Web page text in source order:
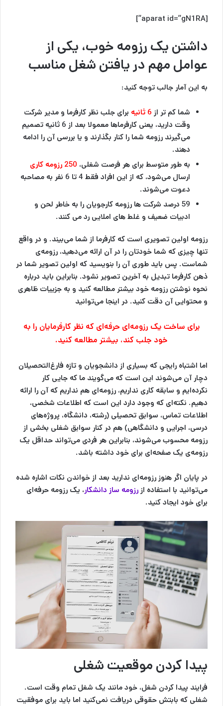
[aparat id=”gN1RA”]
داشتن یک رزومه خوب، یکی از
عوامل مهم در یافتن شغل مناسب
به این آمار جالب توجه کنید:
شما کم تر از
برای جلب نظر کارفرما و مدیر شرکت
وقت دارید، یعنی کارفرماها معمولا بعد از 6 ثانیه تصمیم
می‌گیرند رزومه شما را کنار بگذارند و یا بررسی آن را ادامه
دهند.
به طور متوسط برای هر فرصت شغلی، 250 رزومه کاری
ارسال می‌شود، که از این افراد فقط 4 تا 6 نفر به مصاحبه
دعوت می‌شوند.
59 درصد شرکت ها رزومه کارجویان را به خاطر لحن و
ادبیات ضعیف و غلط های املایی رد می کنند.
رزومه اولین تصویری است که کارفرما از شما می‌بیند. و در واقع
تنها چیزی که شما خودتان را در آن ارائه می‌دهید، رزومه‌ی
شماست. پس باید طوری آن را بنویسید که اولین تصویر شما در
ذهن کارفرما تبدیل به آخرین تصویر نشود. بنابراین باید درباره
نحوه نوشتن رزومه خود بیشتر مطالعه کنید و به جزییات ظاهری
و محتوایی آن دقت کنید. در اینجا می‌توانید
برای ساخت یک رزومه‌ای حرفه‌ای که نظر کارفرمایان را به
خود جلب کند، بیشتر مطالعه کنید.
اما اشتباه رایجی که بسیاری از دانشجویان و تازه فارغ‌التحصیلان
دچار آن می‌شوند این است که می‌گویند ما که جایی کار
نکرده‌ایم و سابقه کاری نداریم، رزومه‌ای هم نداریم که آن را ارائه
دهیم. نکته‌ای که وجود دارد این است که اطلاعات شخصی،
اطلاعات تماس، سوابق تحصیلی (رشته، دانشگاه، پروژه‌های
درسی، اجرایی و دانشگاهی) هم در کنار سوابق شغلی بخشی از
رزومه محسوب می‌شوند، بنابراین هر فردی می‌تواند حداقل یک
رزومه‌ی یک صفحه‌ای برای خود داشته باشد.
در پایان اگر هنوز رزومه‌ای ندارید بعد از خواندن نکات اشاره شده
می‌توانید با استفاده از رزومه ساز دانشکار، یک رزومه حرفه‌ای
برای خود ایجاد کنید.
پیدا کردن موقعیت شغلی
فرایند پیدا کردن شغل، خود مانند یک شغل تمام وقت است.
شغلی که بابتش حقوقی دریافت نمی‌کنید اما باید برای موفقیت